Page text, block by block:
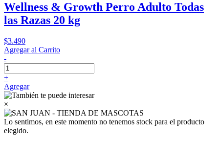
Wellness & Growth Perro Adulto Todas
las Razas 20 kg
$3.490
Agregar al Carrito
-
+
Agregar
×
Lo sentimos, en este momento no tenemos stock para el producto
elegido.